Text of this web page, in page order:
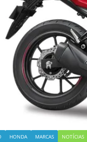
HONDA MARCAS NOTÍCIAS